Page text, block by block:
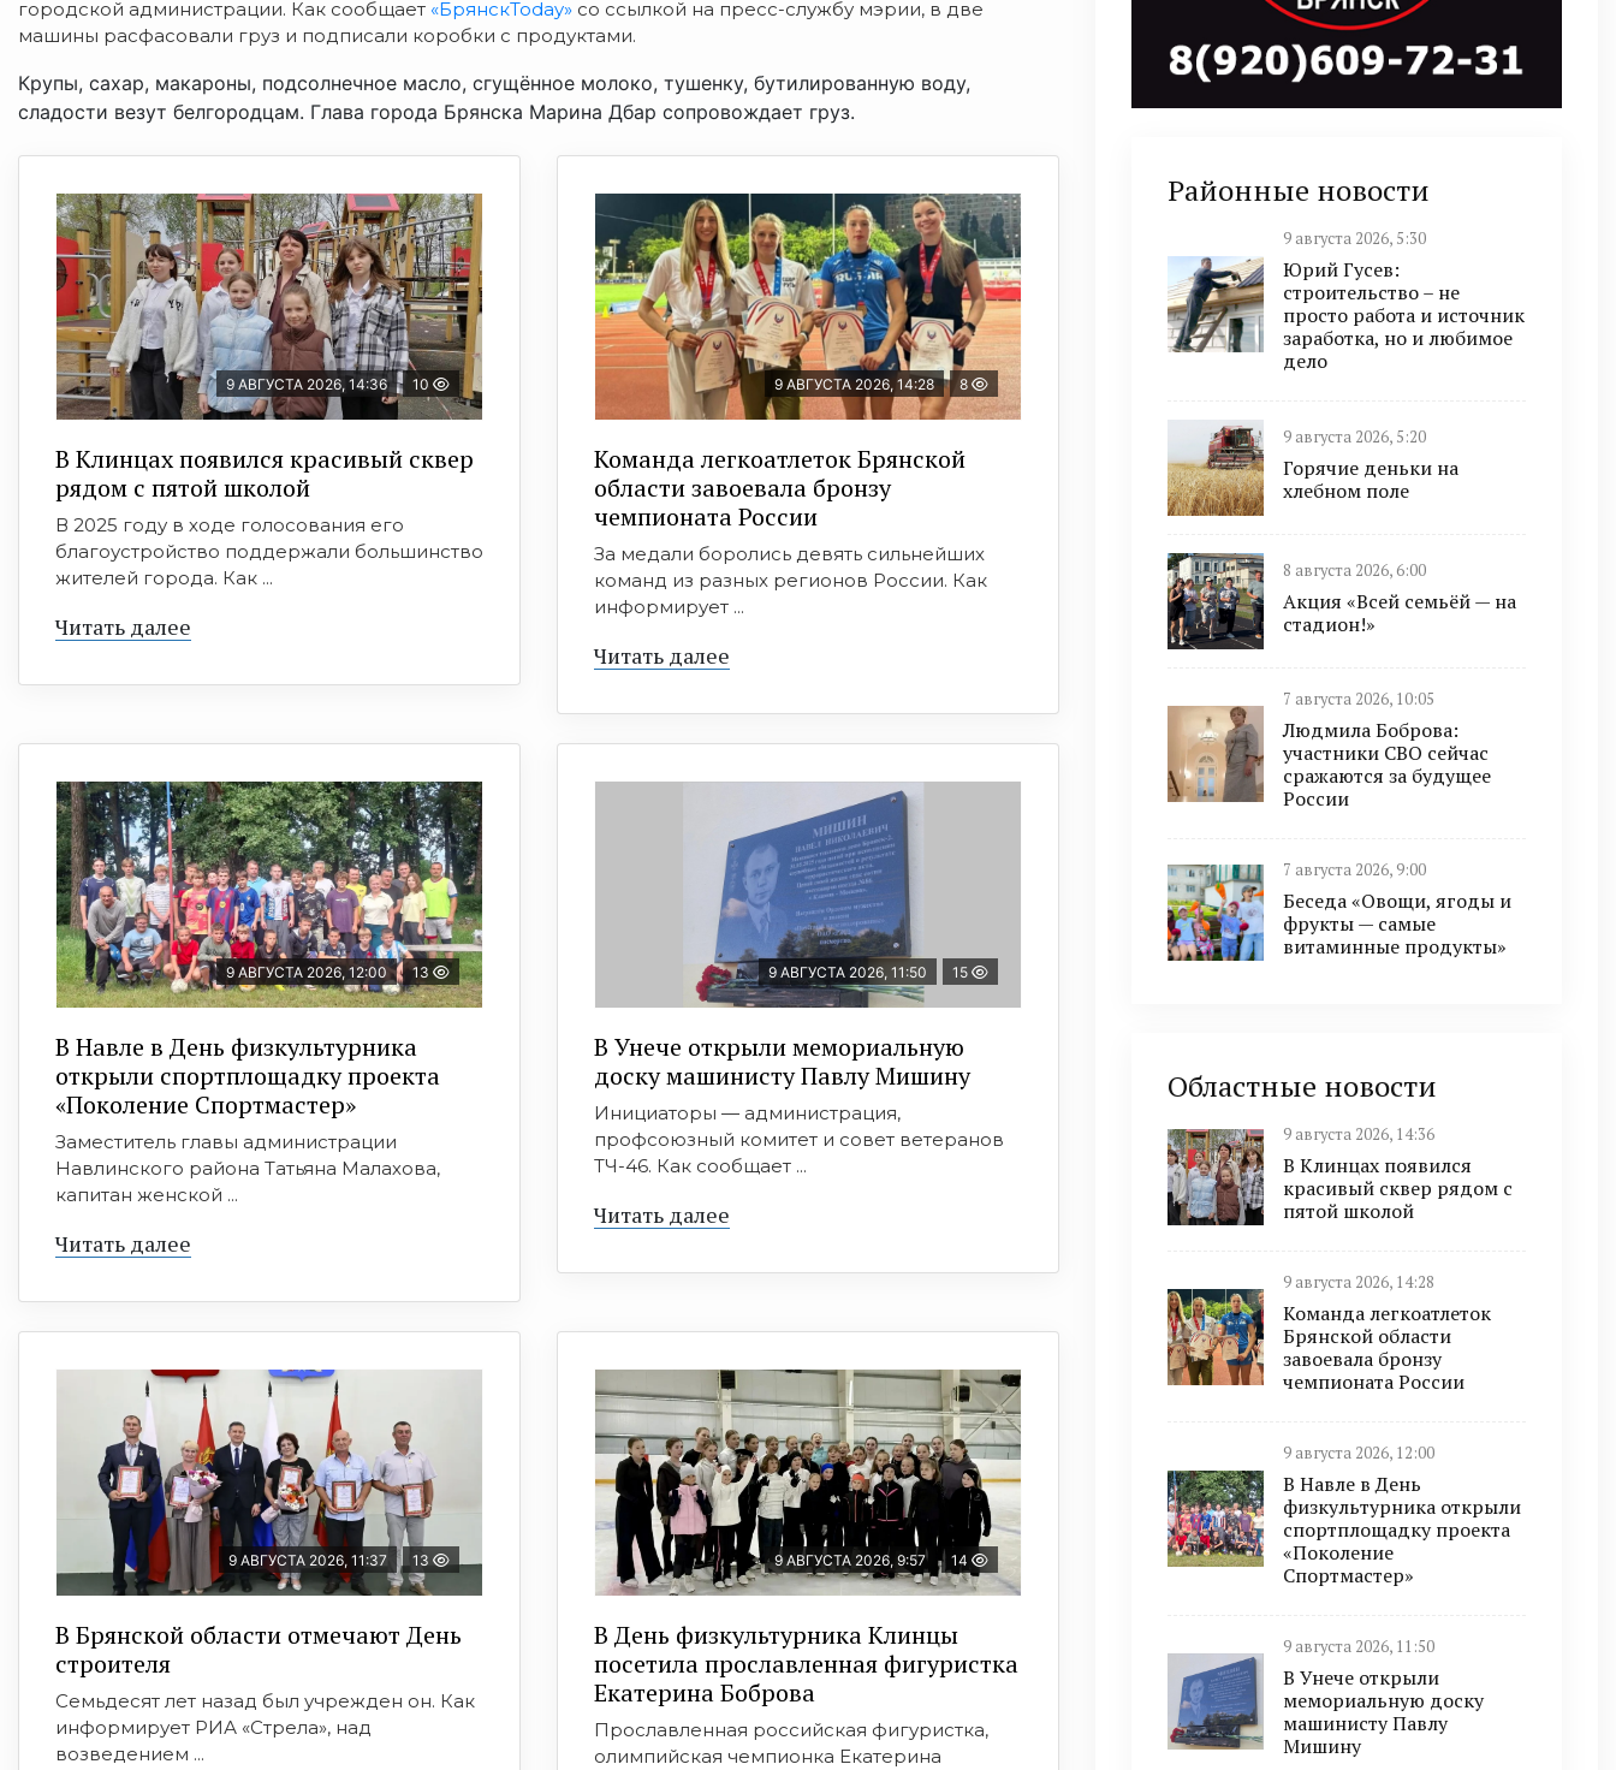
городской администрации. Как сообщает «БрянскToday» со ссылкой на пресс-службу мэрии, в две
машины расфасовали груз и подписали коробки с продуктами.
Крупы, сахар, макароны, подсолнечное масло, сгущённое молоко, тушенку, бутилированную воду,
сладости везут белгородцам. Глава города Брянска Марина Дбар сопровождает груз.
9 АВГУСТА 2026, 14:36 10
В Клинцах появился красивый сквер
рядом с пятой школой
В 2025 году в ходе голосования его
благоустройство поддержали большинство
жителей города. Как ...
Читать далее
9 АВГУСТА 2026, 14:28 8
Команда легкоатлеток Брянской
области завоевала бронзу
чемпионата России
За медали боролись девять сильнейших
команд из разных регионов России. Как
информирует ...
Читать далее
9 АВГУСТА 2026, 12:00 13
В Навле в День физкультурника
открыли спортплощадку проекта
«Поколение Спортмастер»
Заместитель главы администрации
Навлинского района Татьяна Малахова,
капитан женской ...
Читать далее
9 АВГУСТА 2026, 11:50 15
В Унече открыли мемориальную
доску машинисту Павлу Мишину
Инициаторы — администрация,
профсоюзный комитет и совет ветеранов
ТЧ-46. Как сообщает ...
Читать далее
9 АВГУСТА 2026, 11:37 13
В Брянской области отмечают День
строителя
Семьдесят лет назад был учрежден он. Как
информирует РИА «Стрела», над
возведением ...
9 АВГУСТА 2026, 9:57 14
В День физкультурника Клинцы
посетила прославленная фигуристка
Екатерина Боброва
Прославленная российская фигуристка,
олимпийская чемпионка Екатерина
Районные новости
9 августа 2026, 5:30
Юрий Гусев:
строительство – не
просто работа и источник
заработка, но и любимое
дело
9 августа 2026, 5:20
Горячие деньки на
хлебном поле
8 августа 2026, 6:00
Акция «Всей семьёй — на
стадион!»
7 августа 2026, 10:05
Людмила Боброва:
участники СВО сейчас
сражаются за будущее
России
7 августа 2026, 9:00
Беседа «Овощи, ягоды и
фрукты — самые
витаминные продукты»
Областные новости
9 августа 2026, 14:36
В Клинцах появился
красивый сквер рядом с
пятой школой
9 августа 2026, 14:28
Команда легкоатлеток
Брянской области
завоевала бронзу
чемпионата России
9 августа 2026, 12:00
В Навле в День
физкультурника открыли
спортплощадку проекта
«Поколение
Спортмастер»
9 августа 2026, 11:50
В Унече открыли
мемориальную доску
машинисту Павлу
Мишину